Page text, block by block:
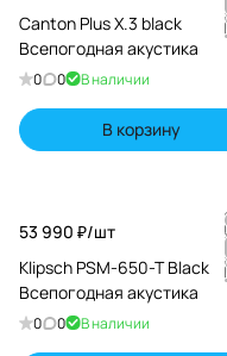
Canton Plus X.3 black
Всепогодная акустика
0 0 В наличии
В корзину
53 990 ₽/шт
Klipsch PSM-650-T Black
Всепогодная акустика
0 0 В наличии